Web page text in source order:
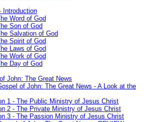
Introduction
Word of God
Son of God
Salvation of God
Spirit of God
Laws of God
Work of God
Day of God
John: The Great News
of John: The Great News - A Look at the
1 - The Public Ministry of Jesus Christ
2 - The Private Ministry of Jesus Christ
3 - The Passion Ministry of Jesus Christ